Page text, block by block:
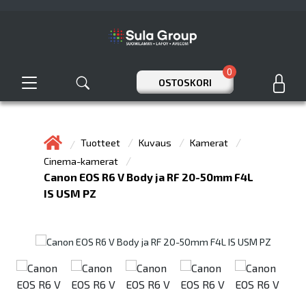
OSTOSKORI
0
Tuotteet Kuvaus
Kamerat
Cinema-kamerat
Canon EOS R6 V Body ja RF 20-50mm F4L
IS USM PZ